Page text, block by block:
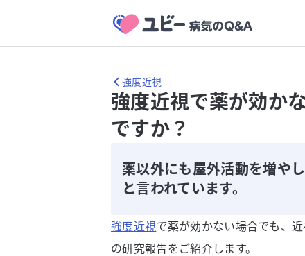
強度近視
強度近視で薬が効か
ですか？
薬以外にも屋外活動を増や
と言われています。
強度近視で薬が効かない場合でも、
の研究報告をご紹介します。